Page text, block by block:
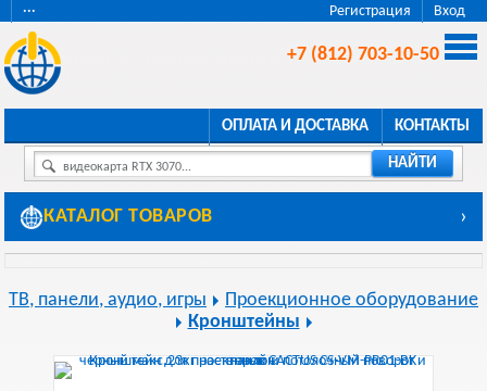
Регистрация Вход
···
+7 (812) 703-10-50
ОПЛАТА И ДОСТАВКА КОНТАКТЫ
видеокарта RTX 3070... НАЙТИ
КАТАЛОГ ТОВАРОВ ›
ТВ, панели, аудио, игры
Проекционное оборудование
Кронштейны